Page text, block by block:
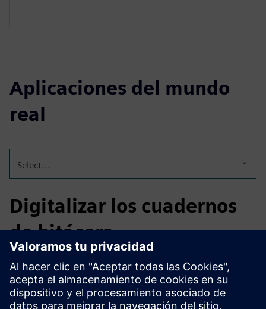
Aplicaciones del mundo
real
Select...
Digitalizar los cuadernos
de bitácora
Nuestro cuaderno de registro electrónico sustituye las
entradas manuscritas por una solución digital, segura
desde el punto de vista de las auditorías y totalmente
compatible con las GMP. Hace que los procesos sean más